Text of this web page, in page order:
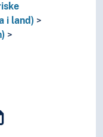
i land)